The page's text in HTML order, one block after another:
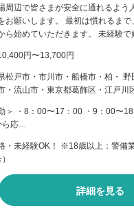
周辺で皆さまが安全に通れるよう
お願いします。 最初は慣れるま
ら始めていただきます。 未経験
円〜13,700円
松戸市・市川市・船橋市・柏・ 野
・流山市・東京都葛飾区・江戸川
＞ ・8：00〜17：00 ・9：00〜
ら応…
・未経験OK！ ※18歳以上：警備
詳細を見る